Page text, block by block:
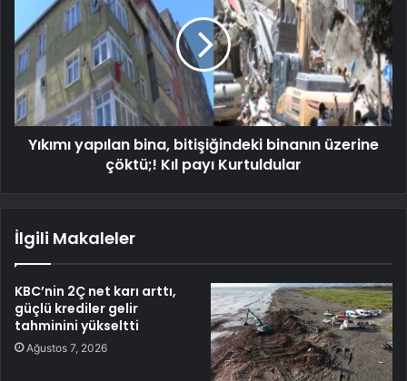
Yıkımı yapılan bina, bitişiğindeki binanın üzerine
çöktü;! Kıl payı Kurtuldular
İlgili Makaleler
KBC’nin 2Ç net karı arttı,
güçlü krediler gelir
tahminini yükseltti
Ağustos 7, 2026